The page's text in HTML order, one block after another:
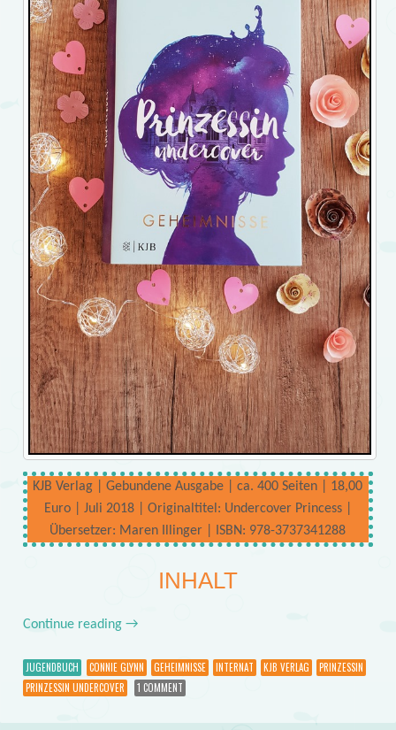
KJB Verlag | Gebundene Ausgabe | ca. 400 Seiten | 18,00
Euro | Juli 2018 | Originaltitel: Undercover Princess |
Übersetzer: Maren Illinger | ISBN: 978-3737341288
INHALT
Continue reading →
JUGENDBUCH CONNIE GLYNN GEHEIMNISSE INTERNAT KJB VERLAG
PRINZESSIN
PRINZESSIN UNDERCOVER
1 COMMENT